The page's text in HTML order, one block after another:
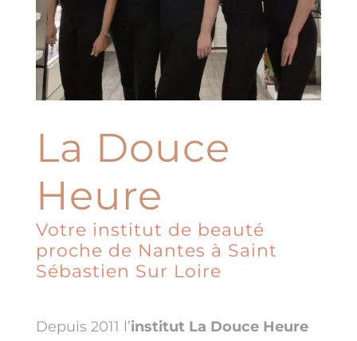
La Douce
Heure
Votre institut de beauté
proche de Nantes à Saint
Sébastien Sur Loire
Depuis 2011 l’institut La Douce Heure